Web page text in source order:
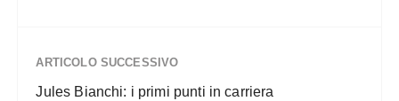
ARTICOLO SUCCESSIVO
Jules Bianchi: i primi punti in carriera